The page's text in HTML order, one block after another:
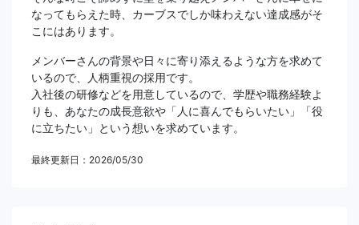
なってもらえた時、カーブスでしか味わえない達成感がそ
こにはあります。
メンバーさんの背景や日々に寄り添えるような方を求めて
いるので、人柄重視の採用です。
入社後の研修などを用意しているので、学歴や職務経験よ
りも、あなたの成長意欲や「人に喜んでもらいたい」「役
に立ちたい」という想いを求めています。
最終更新日：2026/05/30